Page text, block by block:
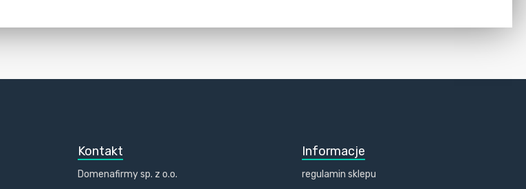
Kontakt
Domenafirmy sp. z o.o.
Informacje
regulamin sklepu